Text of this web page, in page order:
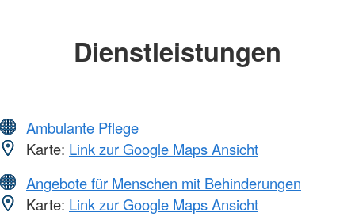
Dienstleistungen
Ambulante Pflege
Karte: Link zur Google Maps Ansicht
Angebote für Menschen mit Behinderungen
Karte: Link zur Google Maps Ansicht